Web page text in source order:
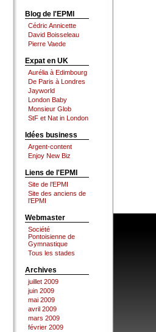
Blog de l'EPMI
Cédric Annicette
David Boisseleau
Pierre Vaede
Expat en UK
Aurélia à Edimbourg
De Paris à Londres
Jayworld
London Baby
Monsieur Glob
StF et Nat in London
Idées business
Argent-content
Enjoy New Biz
Liens de l'EPMI
Site de l’EPMI
Site des anciens de
l’EPMI
Webmaster
Société
Pontoisienne de
Gymnastique
Tous les stades
Archives
juillet 2009
juin 2009
mai 2009
avril 2009
mars 2009
février 2009